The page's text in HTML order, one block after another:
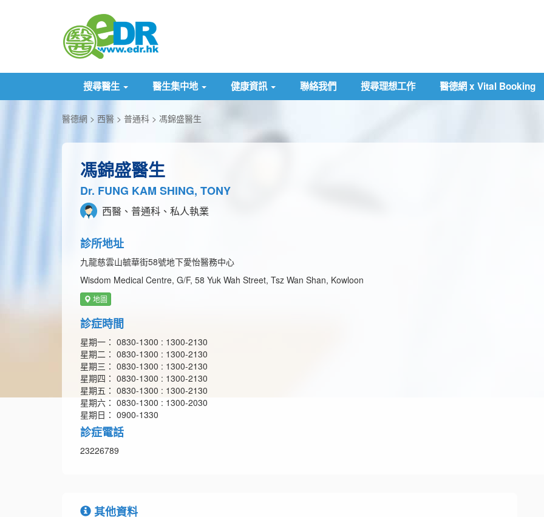
搜尋醫生 醫生集中地 健康資訊 聯絡我們 搜尋理想工作 醫德網 x Vital Booking
醫德網 西醫 普通科 馮錦盛醫生
馮錦盛醫生
Dr. FUNG KAM SHING, TONY
西醫、普通科、私人執業
診所地址
九龍慈雲山毓華街58號地下愛怡醫務中心
Wisdom Medical Centre, G/F, 58 Yuk Wah Street, Tsz Wan Shan, Kowloon
地圖
診症時間
星期一： 0830-1300 : 1300-2130
星期二： 0830-1300 : 1300-2130
星期三： 0830-1300 : 1300-2130
星期四： 0830-1300 : 1300-2130
星期五： 0830-1300 : 1300-2130
星期六： 0830-1300 : 1300-2030
星期日： 0900-1330
診症電話
23226789
其他資料